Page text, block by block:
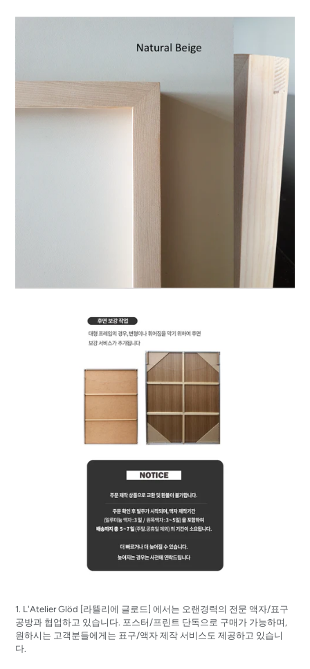
1. L'Atelier Glöd [라뜰리에 글로드] 에서는 오랜경력의 전문 액자/표구
공방과 협업하고 있습니다. 포스터/프린트 단독으로 구매가 가능하며,
원하시는 고객분들에게는 표구/액자 제작 서비스도 제공하고 있습니
다.